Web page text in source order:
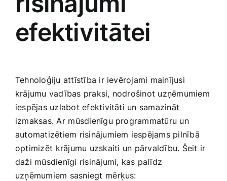
‍efektivitātei
Tehnoloģiju‌ attīstība ir ievērojami mainījusi
krājumu‍ vadības praksi, ‌nodrošinot uzņēmumiem
iespējas uzlabot efektivitāti un samazināt
izmaksas. Ar ⁢mūsdienīgu programmatūru un
automatizētiem risinājumiem iespējams pilnībā
optimizēt ⁢krājumu uzskaiti ⁣un ‍pārvaldību. Šeit ir
daži mūsdienīgi risinājumi, kas palīdz
uzņēmumiem sasniegt⁤ mērķus: